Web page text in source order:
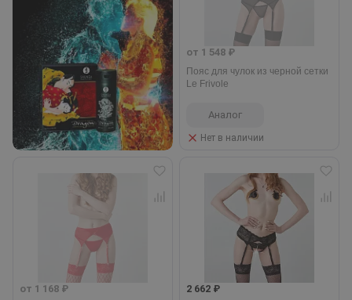
от 1 548 ₽
Пояс для чулок из черной сетки
Le Frivole
Аналог
Нет в наличии
от 1 168 ₽ 2 662 ₽